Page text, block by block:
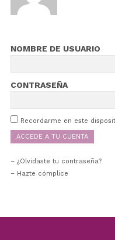
NOMBRE DE USUARIO
CONTRASEÑA
Recordarme en este
¿Olvidaste tu contraseña?
– Hazte cómplice